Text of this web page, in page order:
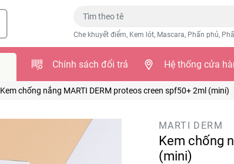
Che khuyết điểm, Kem lót, Mascara, Phấn phủ,
Chính sách đổi trả Hệ thống cửa
Kem chống nắng MARTI DERM proteos creen spf50+ 2ml (mini)
MARTI DERM
Kem chống
(mini)